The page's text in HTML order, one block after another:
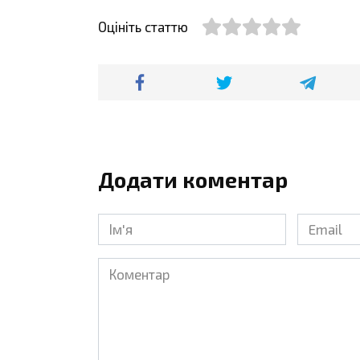
Оцініть статтю
Додати коментар
Ім'я
Email
Коментар